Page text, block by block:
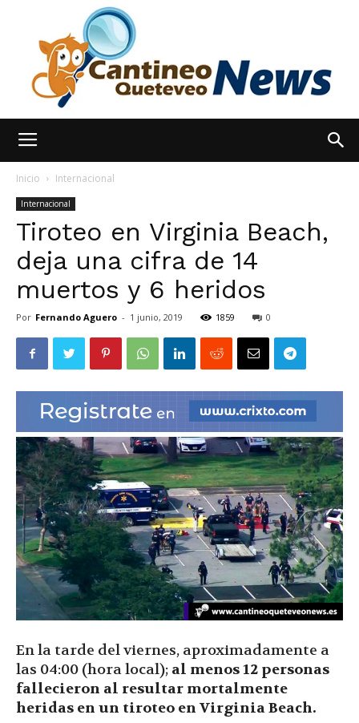
Noticias
hoy
|
Ultima
Hora
|
Inicio Internacional
Internacional
Tiroteo en Virginia Beach,
deja una cifra de 14
muertos y 6 heridos
Por Fernando Aguero - 1 junio, 2019 1859 0
En la tarde del viernes, aproximadamente a
las 04:00 (hora local); al menos 12 personas
fallecieron al resultar mortalmente
heridas en un tiroteo en Virginia Beach.